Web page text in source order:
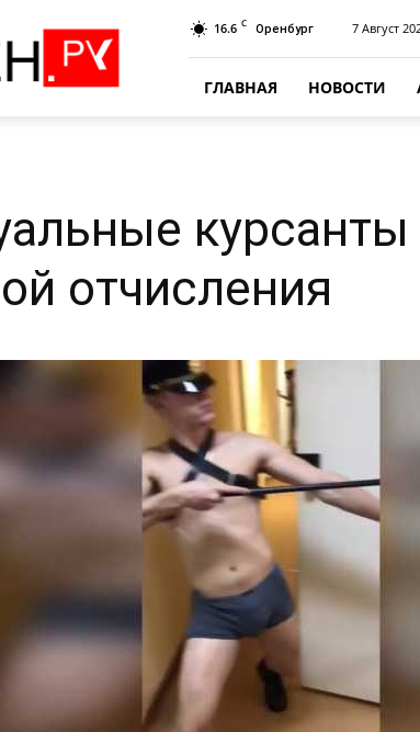
16.6 C Оренбург 7 Август
ГЛАВНАЯ НОВОСТИ
отчисления